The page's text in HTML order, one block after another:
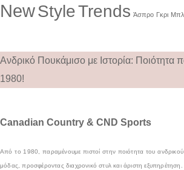
NewStyleTrends Άσπρο Γκρι
Ανδρικό Πουκάμισο με Ιστορία: Ποιότητα
1980!
Canadian Country & CND Sports
Από το 1980, παραμένουμε πιστοί στην ποιότητα του ανδρικού
μόδας, προσφέροντας διαχρονικό στυλ και άριστη εξυπηρέτηση.